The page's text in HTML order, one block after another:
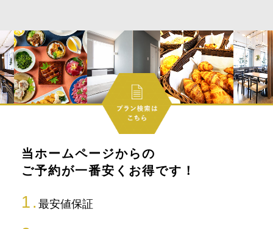
当ホームページからの
ご予約が一番安くお得です！
最安値保証